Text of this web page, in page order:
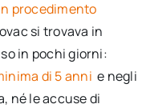
procedimento
si trovava in
in pochi giorni:
di 5 anni e negli
né le accuse di